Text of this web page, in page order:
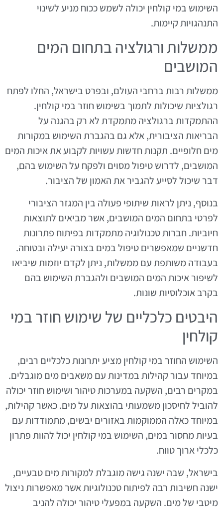
השימוש במי קולחין יכולה לשמש ככוח מניע לשינוי
התנהגויות קיימות.
ממשלות ורגולציה בתחום המים
המושבים
ממשלות רבות ברחבי העולם, ובפרט בישראל, החלו לפתח
רגולציות שיכולות לתמוך בשימוש חוזר במי קולחין.
ההתמקדות ברגולציה מתמקדת לא רק בהגנה על
הבריאות הציבורית, אלא גם בהגברת השימוש במקורות
מים חלופיים. תקנות חדשות עשויות לקבוע את איכות המים
המושבים, לדרוש טיפול מסוים ולפקח על השימוש בהם,
דבר שיכול לסייע להגביר את האמון של הציבור.
בנוסף, ניתן לראות שיתופי פעולה בין המגזר הציבורי
לפרטי בתחום המים המושבים, אשר מביאים לתוצאות
חיוביות. חברות טכנולוגיה מתמקדות בפיתוח פתרונות
חדשניים שמאפשרים טיפול במים בצורה יעילה ובטוחה.
בעבודה משותפת עם ממשלות, ניתן לקדם יוזמות שיביאו
לשיפור איכות המים המושבים ולהגברת השימוש בהם
בקרב אוכלוסיות שונות.
היבטים כלכליים של שימוש חוזר במי
קולחין
השימוש החוזר במי קולחין מציע יתרונות כלכליים רבים,
במיוחד עבור קהילות במדינות עם משאבים מים מוגבלים.
במקרים רבים, השקעה במערכות טיהור ושימוש חוזר יכולה
להוביל לחיסכון משמעותי בהוצאות על מים. כאשר קהילות,
במיוחד כאלה הממוקמות באזורים יבשים, מתמודדות עם
בעיות מחסור במים, השימוש במי קולחין יכול להוות פתרון
כלכלי ארוך טווח.
בישראל, שבה ישנה גישה מוגבלת למקורות מים טבעיים,
ישנה חשיבות רבה לפיתוח טכנולוגיות אשר מאפשרות ניצול
מיטבי של מים. השקעה במפעלי טיהור יכולה להניב